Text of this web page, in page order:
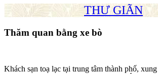
THƯ GIÃN
Thăm quan bằng xe bò
Khách sạn toạ lạc tại trung tâm thành phố,